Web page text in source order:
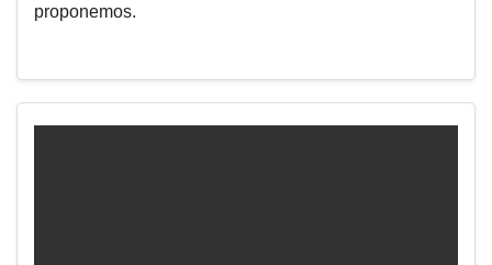
proponemos.